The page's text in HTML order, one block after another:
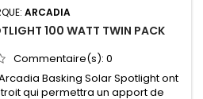
ARCADIA
100 WATT TWIN PACK
Commentaire(s): 0
Basking Solar Spotlight ont
qui permettra un apport de